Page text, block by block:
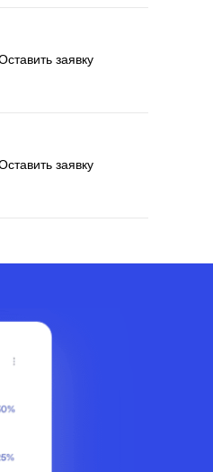
заявку
заявку